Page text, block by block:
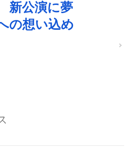
新公演に夢
の想い込め